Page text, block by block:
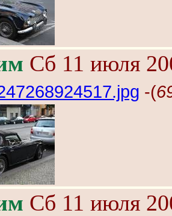
Сб 11 июля
-(
Сб 11 июля